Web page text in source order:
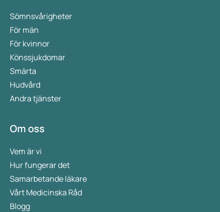
Sömnsvårigheter
För män
För kvinnor
Könssjukdomar
Smärta
Hudvård
Andra tjänster
Om oss
Vem är vi
Hur fungerar det
Samarbetande läkare
Vårt Medicinska Råd
Blogg